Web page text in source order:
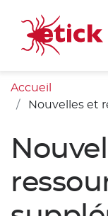
Accueil
Nouvelles et